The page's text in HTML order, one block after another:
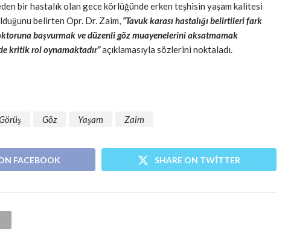
bir hastalık olan gece körlüğünde erken teşhisin yaşam kalitesi
belirten Opr. Dr. Zaim, “Tavuk karası hastalığı belirtileri fark
başvurmak ve düzenli göz muayenelerini aksatmamak
kritik rol oynamaktadır”açıklamasıyla sözlerini noktaladı.
Göz Yaşam Zaim
FACEBOOK SHARE ON TWITTER